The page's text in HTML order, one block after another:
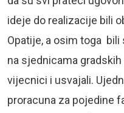
ideje do realizacije bili
Opatije, a osim toga
na sjednicama
vijecnici i usvajali.
proracuna za pojedine